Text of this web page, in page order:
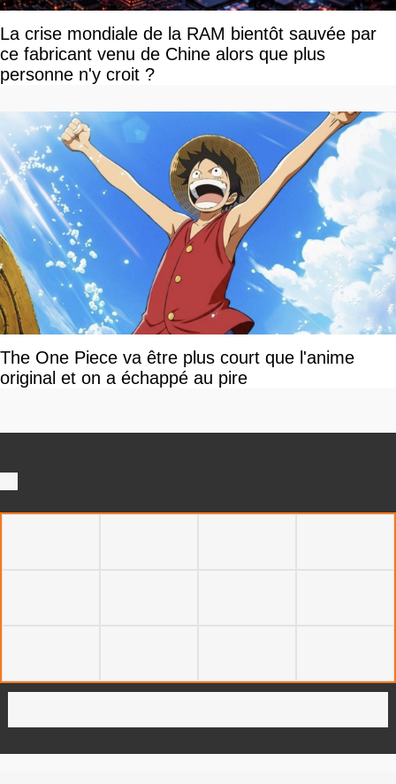
La crise mondiale de la RAM bientôt sauvée par
ce fabricant venu de Chine alors que plus
personne n'y croit ?
The One Piece va être plus court que l'anime
original et on a échappé au pire